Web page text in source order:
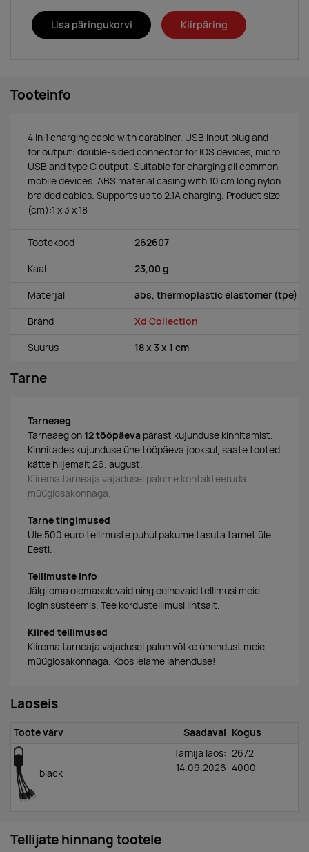
Lisa päringukorvi Kiirpäring
Tooteinfo
4 in 1 charging cable with carabiner. USB input plug and
for output: double-sided connector for IOS devices, micro
USB and type C output. Suitable for charging all common
mobile devices. ABS material casing with 10 cm long nylon
braided cables. Supports up to 2.1A charging. Product size
(cm):1 x 3 x 18
Tootekood 262607
Kaal 23,00 g
Materjal abs, thermoplastic elastomer (tpe)
Bränd Xd Collection
Suurus 18 x 3 x 1 cm
Tarne
Tarneaeg
Tarneaeg on 12 tööpäeva pärast kujunduse kinnitamist.
Kinnitades kujunduse ühe tööpäeva jooksul, saate tooted
kätte hiljemalt 26. august.
Kiirema tarneaja vajadusel palume kontakteeruda
müügiosakonnaga.
Tarne tingimused
Üle 500 euro tellimuste puhul pakume tasuta tarnet üle
Eesti.
Tellimuste info
Jälgi oma olemasolevaid ning eelnevaid tellimusi meie
login süsteemis. Tee kordustellimusi lihtsalt.
Kiired tellimused
Kiirema tarneaja vajadusel palun võtke ühendust meie
müügiosakonnaga. Koos leiame lahenduse!
Laoseis
Toote värv Saadaval Kogus
black
Tarnija laos:
14.09.2026
2672
4000
Tellijate hinnang tootele